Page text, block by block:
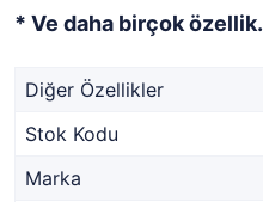
* Ve daha birçok özellik.
Diğer Özellikler
Stok Kodu
Marka